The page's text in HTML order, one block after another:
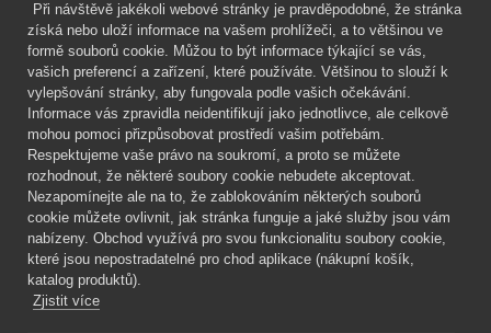
Firma
Vše o nákupu
Kontakt
Mgr. Lenka Žáčková
OCHRANA ROSTLIN
+420 608 748 548
www.ochranarostlin.cz
Při návštěvě jakékoli webové stránky je pravděpodobné, že stránka
získá nebo uloží informace na vašem prohlížeči, a to většinou ve
formě souborů cookie. Můžou to být informace týkající se vás,
vašich preferencí a zařízení, které používáte. Většinou to slouží k
vylepšování stránky, aby fungovala podle vašich očekávání.
Informace vás zpravidla neidentifikují jako jednotlivce, ale celkově
mohou pomoci přizpůsobovat prostředí vašim potřebám.
Respektujeme vaše právo na soukromí, a proto se můžete
rozhodnout, že některé soubory cookie nebudete akceptovat.
Nezapomínejte ale na to, že zablokováním některých souborů
cookie můžete ovlivnit, jak stránka funguje a jaké služby jsou vám
nabízeny. Obchod využívá pro svou funkcionalitu soubory cookie,
které jsou nepostradatelné pro chod aplikace (nákupní košík,
katalog produktů).
Zjistit více